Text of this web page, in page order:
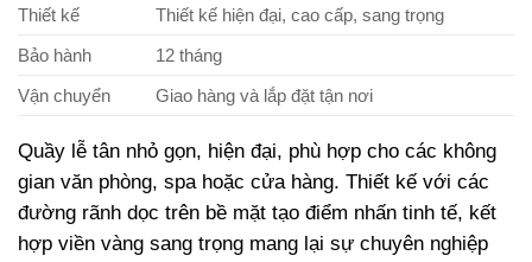
Thiết kế
Thiết kế hiện đại, cao cấp, sang trọng
Bảo hành
12 tháng
Vận chuyển
Giao hàng và lắp đặt tận nơi
Quầy lễ tân nhỏ gọn, hiện đại, phù hợp cho các không
gian văn phòng, spa hoặc cửa hàng. Thiết kế với các
đường rãnh dọc trên bề mặt tạo điểm nhấn tinh tế, kết
hợp viền vàng sang trọng mang lại sự chuyên nghiệp